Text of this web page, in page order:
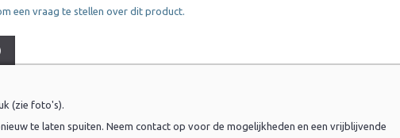
een vraag te stellen over dit product.
(zie foto's).
te laten spuiten. Neem contact op voor de mogelijkheden en een vrijblijvende